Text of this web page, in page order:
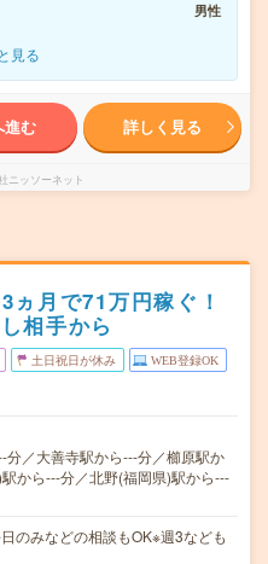
男性
見る
進む 詳しく見る
ニッソーネット
ヵ月で71万円稼ぐ！
相手から
土日祝日が休み WEB登録OK
分／大善寺駅から---分／櫛原駅か
から---分／北野(福岡県)駅から---
のみなどの相談もOK※週3なども